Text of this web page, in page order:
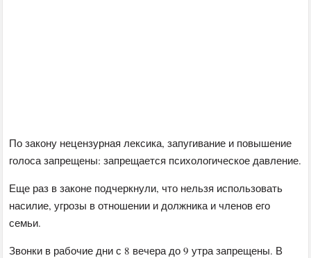
По закону нецензурная лексика, запугивание и повышение
голоса запрещены: запрещается психологическое давление.
Еще раз в законе подчеркнули, что нельзя использовать
насилие, угрозы в отношении и должника и членов его
семьи.
Звонки в рабочие дни с 8 вечера до 9 утра запрещены. В